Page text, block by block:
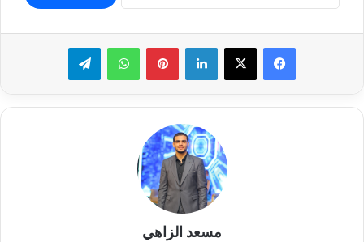
لينكدإن بينتيريستواتساب تيلقرام
مسعد الزاهي